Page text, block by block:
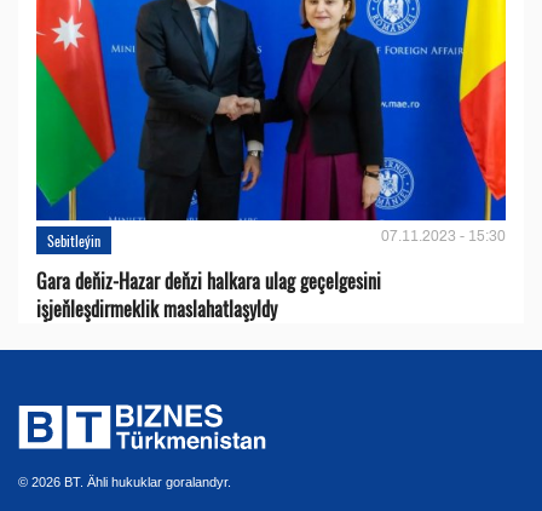
Sebitleýin 07.11.2023 - 15:30
Gara deňiz-Hazar deňzi halkara ulag geçelgesini
işjeňleşdirmeklik maslahatlaşyldy
© 2026 BT. Ähli hukuklar goralandyr.